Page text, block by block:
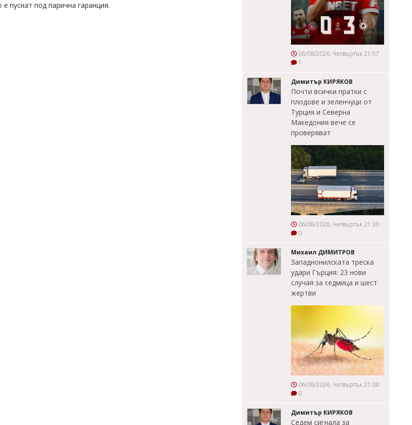
пуснат под парична гаранция.
06/08/2026, Четвъртък 21:57
1
Димитър КИРЯКОВ
Почти всички пратки с
плодове и зеленчуци от
Турция и Северна
Македония вече се
проверяват
06/08/2026, Четвъртък 21:30
0
Михаил ДИМИТРОВ
Западнонилската треска
удари Гърция: 23 нови
случая за седмица и шест
жертви
06/08/2026, Четвъртък 21:00
0
Димитър КИРЯКОВ
Седем сигнала за